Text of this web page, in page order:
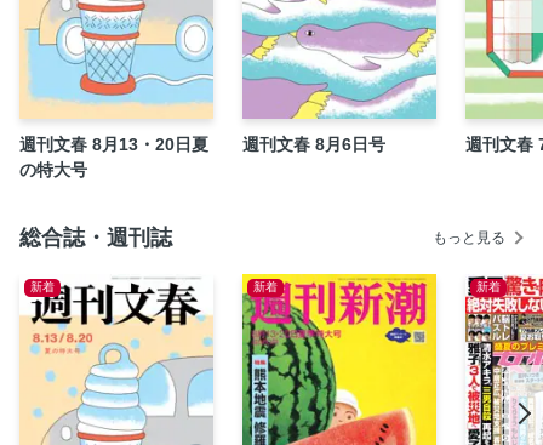
令和新語採集 三宅香帆
インテリジェンス関ヶ原 本郷和人
新・家の履歴書 川内有緒
この味 平松洋子
豪華ミステリー競作「5分の迷宮」チラシ 原田ひ香
りさは優雅に暮らしたい 綿矢りさ
てこずるパズル
竜馬がゆく 鈴ノ木ユウ
川柳のらりくらり 柳家喬太郎
言霊USA 町山智浩
週刊文春 8月13・20日夏
の特大号
週刊文春 8月6日号 週刊文春
総合誌・週刊誌 もっと見る
新着 新着 新着